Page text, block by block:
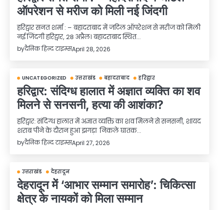
ऑपरेशन से मरीज को मिली नई जिंदगी
हरिद्वार सनत शर्मा : – बहादराबाद में जटिल ऑपरेशन से मरीज को मिली
नई जिंदगी हरिद्वार, 28 अप्रैल। बहादराबाद स्थित…
byदैनिक हिन्द टाइम्सApril 28, 2026
UNCATEGORIZED उत्तराखंड बहादराबाद हरिद्वार
हरिद्वार: संदिग्ध हालात में अज्ञात व्यक्ति का शव
मिलने से सनसनी, हत्या की आशंका?
हरिद्वार: संदिग्ध हालात में अज्ञात व्यक्ति का शव मिलने से सनसनी, शायद
शराब पीने के दौरान हुआ झगड़ा निकले घातक…
byदैनिक हिन्द टाइम्सApril 27, 2026
उत्तराखंड देहरादून
देहरादून में ‘आभार सम्मान समारोह’: चिकित्सा
क्षेत्र के नायकों को मिला सम्मान